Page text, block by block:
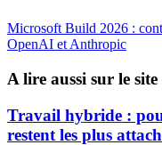
Microsoft Build 2026 :
OpenAI et Anthropic
A lire aussi sur le site
Travail hybride :
restent les plus